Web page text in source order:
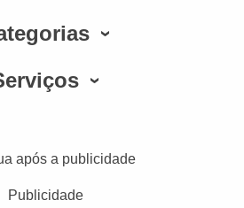
após a publicidade
Publicidade